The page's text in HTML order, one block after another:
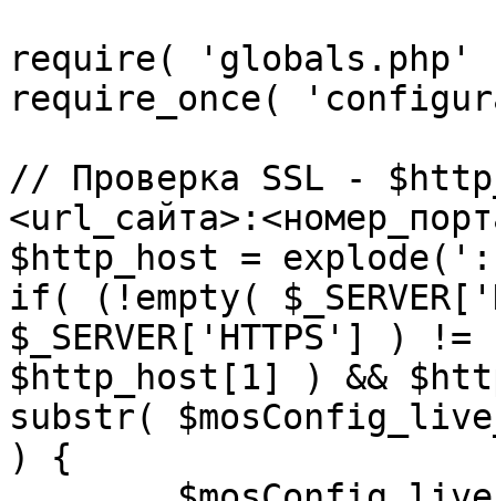
require(
require_once(
// Проверка SSL -
$http_host = explode(':',
if( (!empty(
$_SERVER['HTTPS']
$http_host[1] ) &&
substr(
) {